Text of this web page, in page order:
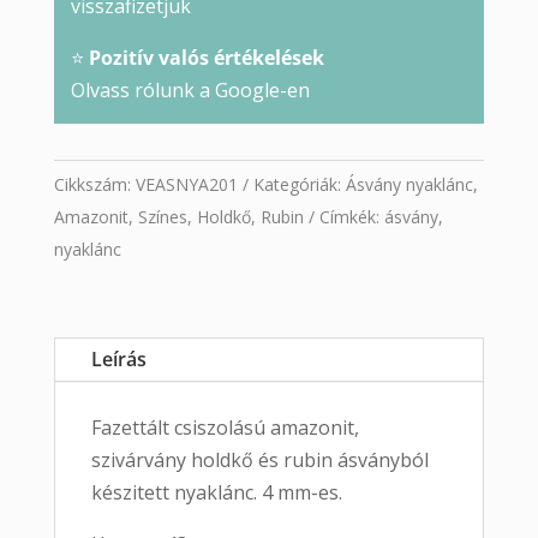
visszafizetjük
⭐ Pozitív valós értékelések
Olvass rólunk a Google-en
Cikkszám: VEASNYA201 Kategóriák: Ásvány nyaklánc,
Amazonit, Színes, Holdkő, Rubin Címkék: ásvány,
nyaklánc
Leírás
Fazettált csiszolású amazonit,
szivárvány holdkő és rubin ásványból
készitett nyaklánc. 4 mm-es.